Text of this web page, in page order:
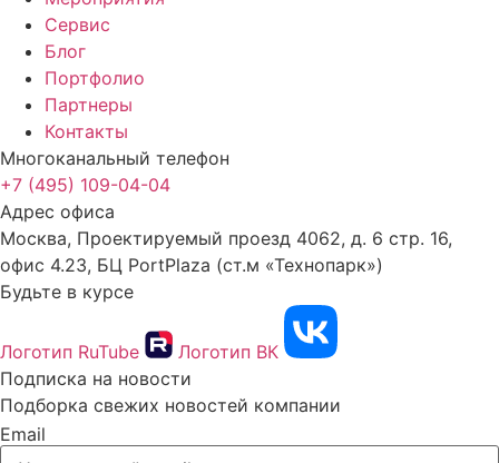
Сервис
Блог
Портфолио
Партнеры
Контакты
Многоканальный телефон
+7 (495) 109-04-04
Адрес офиса
Москва, Проектируемый проезд 4062, д. 6 стр. 16,
офис 4.23, БЦ PortPlaza (ст.м «Технопарк»)
Будьте в курсе
Логотип RuTube
Логотип ВК
Подписка на новости
Подборка свежих новостей компании
Email